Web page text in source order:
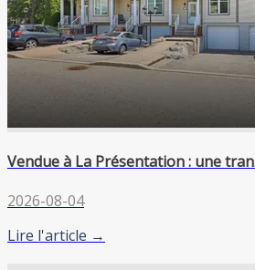
Vendue à La Présentation : une
2026-08-04
Lire l'article →